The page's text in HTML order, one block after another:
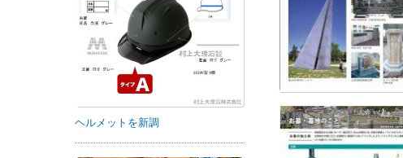
ヘルメットを新調